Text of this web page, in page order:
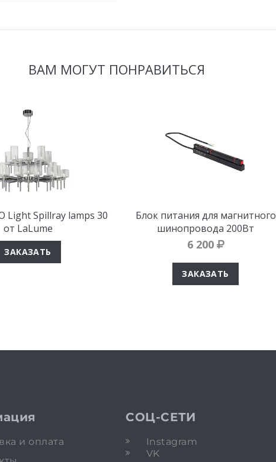
ВАМ МОГУТ ПОНРАВИТЬСЯ
Light Spillray lamps 30
от LaLume
ЗАКАЗАТЬ
Блок питания для магнитного
шинопровода 200Вт
6 200
ЗАКАЗАТЬ
и оплата
СОЦ-СЕТИ
Instagram
VK